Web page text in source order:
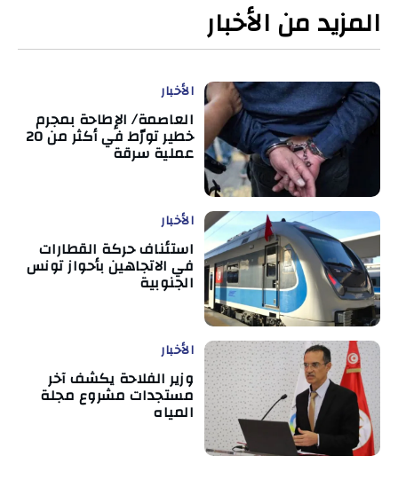
المزيد من الأخبار
الأخبار
العاصمة/ الإطاحة بمجرم
خطير تورّط في أكثر من 20
عملية سرقة
الأخبار
استئناف حركة القطارات
في الاتجاهين بأحواز تونس
الجنوبية
الأخبار
وزير الفلاحة يكشف آخر
مستجدات مشروع مجلة
المياه